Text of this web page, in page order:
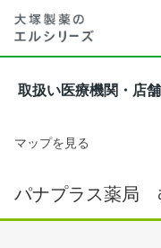
取扱い医療機関・店舗
マップを見る
パナプラス薬局